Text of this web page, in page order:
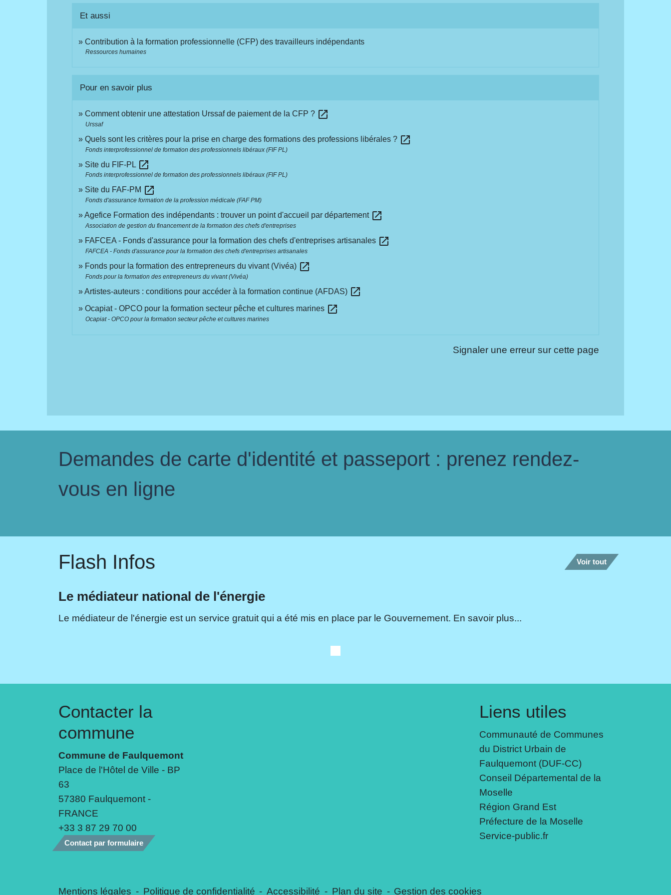
Et aussi
Contribution à la formation professionnelle (CFP) des travailleurs indépendants
Ressources humaines
Pour en savoir plus
Comment obtenir une attestation Urssaf de paiement de la CFP ? open_in_new
Urssaf
Quels sont les critères pour la prise en charge des formations des professions libérales ? open_in_new
Fonds interprofessionnel de formation des professionnels libéraux (FIF PL)
Site du FIF-PL open_in_new
Fonds interprofessionnel de formation des professionnels libéraux (FIF PL)
Site du FAF-PM open_in_new
Fonds d'assurance formation de la profession médicale (FAF PM)
Agefice Formation des indépendants : trouver un point d'accueil par département open_in_new
Association de gestion du financement de la formation des chefs d'entreprises
FAFCEA - Fonds d'assurance pour la formation des chefs d'entreprises artisanales open_in_new
FAFCEA - Fonds d'assurance pour la formation des chefs d'entreprises artisanales
Fonds pour la formation des entrepreneurs du vivant (Vivéa) open_in_new
Fonds pour la formation des entrepreneurs du vivant (Vivéa)
Artistes-auteurs : conditions pour accéder à la formation continue (AFDAS) open_in_new
Ocapiat - OPCO pour la formation secteur pêche et cultures marines open_in_new
Ocapiat - OPCO pour la formation secteur pêche et cultures marines
Signaler une erreur sur cette page
Demandes de carte d'identité et passeport : prenez rendez-
vous en ligne
Flash Infos Voir tout
Le médiateur national de l'énergie
Le médiateur de l'énergie est un service gratuit qui a été mis en place par le Gouvernement. En savoir plus...
Contacter la
commune
Commune de Faulquemont
Place de l'Hôtel de Ville - BP
63
57380 Faulquemont -
FRANCE
+33 3 87 29 70 00
Contact par formulaire
Liens utiles
Communauté de Communes
du District Urbain de
Faulquemont (DUF-CC)
Conseil Départemental de la
Moselle
Région Grand Est
Préfecture de la Moselle
Service-public.fr
Mentions légales - Politique de confidentialité - Accessibilité - Plan du site - Gestion des cookies